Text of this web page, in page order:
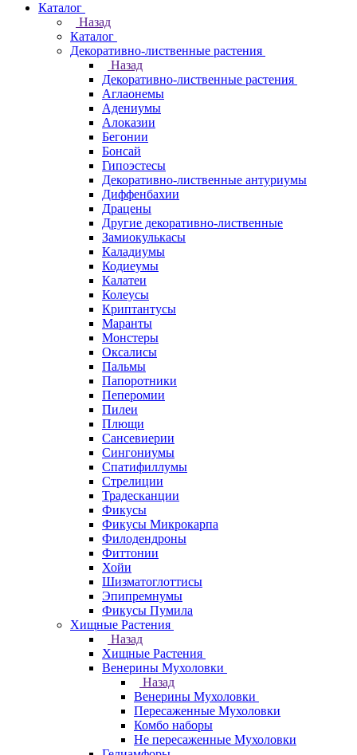
Каталог
Назад
Каталог
Декоративно-лиственные растения
Назад
Декоративно-лиственные растения
Аглаонемы
Адениумы
Алоказии
Бегонии
Бонсай
Гипоэстесы
Декоративно-лиственные антуриумы
Диффенбахии
Драцены
Другие декоративно-лиственные
Замиокулькасы
Каладиумы
Кодиеумы
Калатеи
Колеусы
Криптантусы
Маранты
Монстеры
Оксалисы
Пальмы
Папоротники
Пеперомии
Пилеи
Плющи
Сансевиерии
Сингониумы
Спатифиллумы
Стрелиции
Традесканции
Фикусы
Фикусы Микрокарпа
Филодендроны
Фиттонии
Хойи
Шизматоглоттисы
Эпипремнумы
Фикусы Пумила
Хищные Растения
Назад
Хищные Растения
Венерины Мухоловки
Назад
Венерины Мухоловки
Пересаженные Мухоловки
Комбо наборы
Не пересаженные Мухоловки